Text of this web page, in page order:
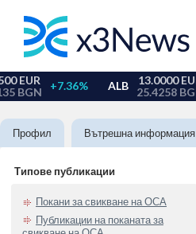
Профил Вътрешна информация
Типове публикации
Покани за свикване на ОСА
Публикации на поканата за